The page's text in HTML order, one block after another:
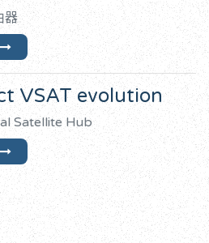
器
VSAT evolution
Satellite Hub